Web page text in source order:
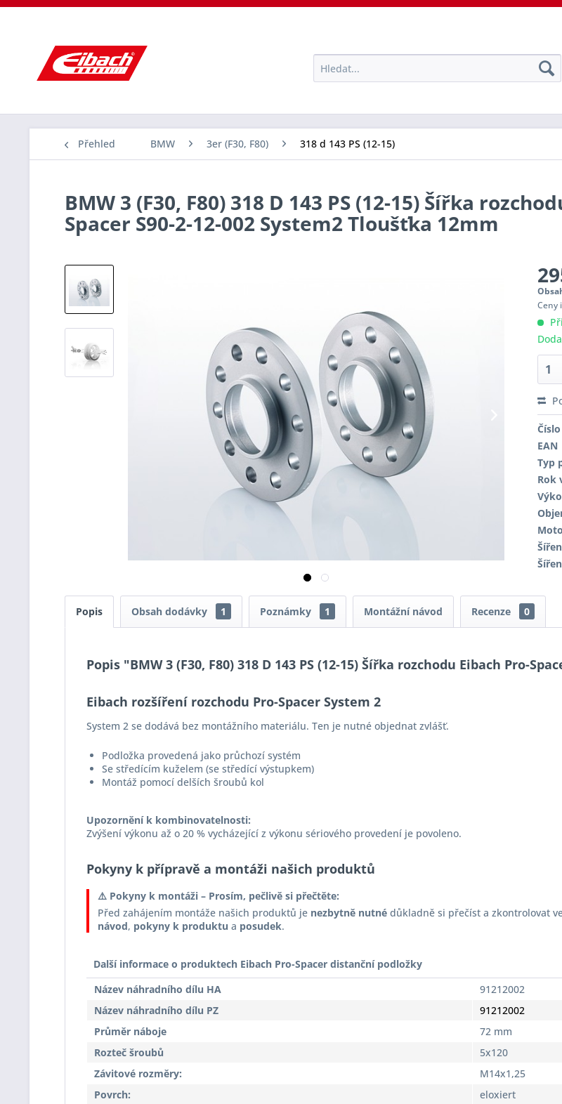
Přehled BMW 3er (F30, F80) 318 d 143 PS (12-15)
BMW 3 (F30, F80) 318 D 143 PS (12-15) Šířka
Spacer S90-2-12-002 System2 Tloušťka 12mm
Ceny
EAN
Typ
Rok
Popis Obsah dodávky 1 Poznámky 1 Montážní návod Recenze 0
Popis "BMW 3 (F30, F80) 318 D 143 PS (12-15) Šířka rozchodu Eibach Pro-
Eibach rozšíření rozchodu Pro-Spacer System 2
System 2 se dodává bez montážního materiálu. Ten je nutné objednat zvlášť.
Podložka provedená jako průchozí systém
Se středícím kuželem (se středící výstupkem)
Montáž pomocí delších šroubů kol
Upozornění k kombinovatelnosti:
Zvýšení výkonu až o 20 % vycházející z výkonu sériového provedení je povoleno.
Pokyny k přípravě a montáži našich produktů
⚠️ Pokyny k montáži – Prosím, pečlivě si přečtěte:
Před zahájením montáže našich produktů je nezbytně nutné důkladně si přečíst a zkontrolovat
návod, pokyny k produktu a posudek.
Další informace o produktech Eibach Pro-Spacer distanční podložky
Název náhradního dílu HA
91212002
Název náhradního dílu PZ
91212002
Průměr náboje
72 mm
Rozteč šroubů
5x120
Závitové rozměry:
M14x1,25
Povrch:
eloxiert